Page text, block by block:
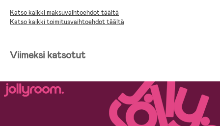
Katso kaikki maksuvaihtoehdot täältä
Katso kaikki toimitusvaihtoehdot täältä
Viimeksi katsotut